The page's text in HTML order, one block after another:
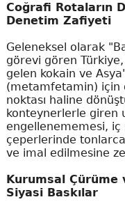
Coğrafi Rotaların
Denetim Zafiyeti
Geleneksel olarak
görevi gören
gelen kokain ve
(metamfetamin) için
noktası haline
konteynerlerle giren
engellenememesi,
çeperlerinde
ve imal edilmesine
Kurumsal Çürüme
Siyasi Baskılar